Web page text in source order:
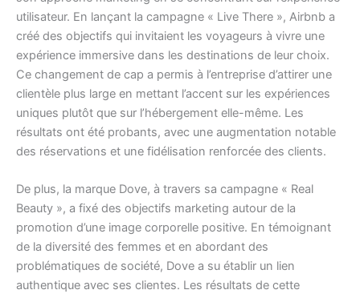
utilisateur. En lançant la campagne « Live There », Airbnb a
créé des objectifs qui invitaient les voyageurs à vivre une
expérience immersive dans les destinations de leur choix.
Ce changement de cap a permis à l’entreprise d’attirer une
clientèle plus large en mettant l’accent sur les expériences
uniques plutôt que sur l’hébergement elle-même. Les
résultats ont été probants, avec une augmentation notable
des réservations et une fidélisation renforcée des clients.
De plus, la marque Dove, à travers sa campagne « Real
Beauty », a fixé des objectifs marketing autour de la
promotion d’une image corporelle positive. En témoignant
de la diversité des femmes et en abordant des
problématiques de société, Dove a su établir un lien
authentique avec ses clientes. Les résultats de cette